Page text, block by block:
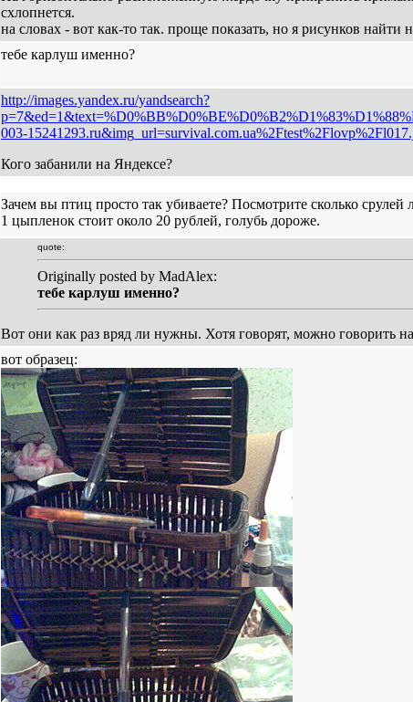
схлопнется.
на словах - вот как-то так. проще показать, но я рисунков найти
тебе карлуш именно?
http://images.yandex.ru/yandsearch?
003-
Кого забанили на Яндексе?
Зачем вы птиц просто так убиваете? Посмотрите сколько
1 цыпленок стоит около 20 рублей, голубь дороже.
quote:
Originally posted by MadAlex:
тебе карлуш именно?
Вот они как раз вряд ли нужны. Хотя говорят, можно говорить
вот образец: